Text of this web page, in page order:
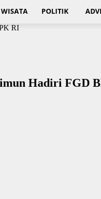
WISATA POLITIK
RI
Hadiri FGD